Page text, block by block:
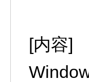
[内容]